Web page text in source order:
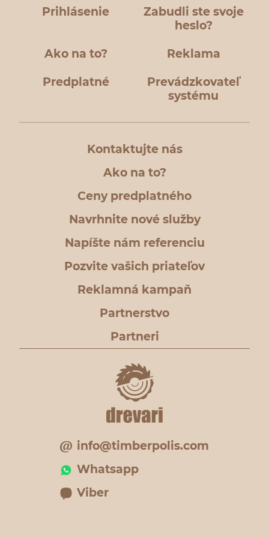
Prihlásenie
Zabudli ste svoje
heslo?
Ako na to? Reklama
Predplatné
Prevádzkovateľ
systému
Kontaktujte nás
Ako na to?
Ceny predplatného
Navrhnite nové služby
Napíšte nám referenciu
Pozvite vašich priateľov
Reklamná kampaň
Partnerstvo
Partneri
info@timberpolis.com
Whatsapp
Viber